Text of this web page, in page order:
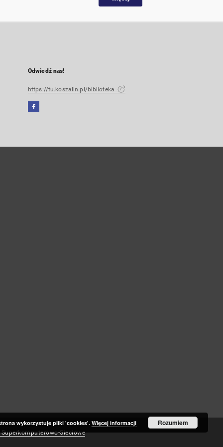
Odwiedź nas!
https://tu.koszalin.pl/biblioteka
Facebook
się
Sieciowe
wykorzystuje pliki 'cookies'.Więcej informacji Rozumiem